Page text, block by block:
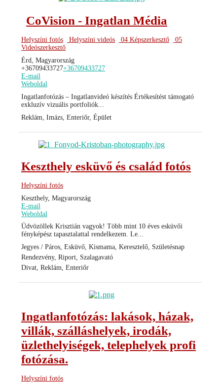
CoVision - Ingatlan Média
Helyszíni fotós Helyszíni videós 04 Képszerkesztő
05
Videószerkesztő
Érd, Magyarország
+36709433727+36709433727
E-mail
Weboldal
Ingatlanfotózás – Ingatlanvideó készítés Értékesítést támogató
exkluzív vizuális portfoliók...
Reklám, Imázs, Enteriőr, Épület
Keszthely esküvő és család fotós
Helyszíni fotós
Keszthely, Magyarország
E-mail
Weboldal
Üdvözöllek Krisztián vagyok! Több mint 10 éves esküvői
fényképész tapasztalattal rendelkezem. Le...
Jegyes / Páros, Esküvő, Kismama, Keresztelő, Születésnap
Rendezvény, Riport, Szalagavató
Divat, Reklám, Enteriőr
Ingatlanfotózás: lakások, házak,
villák, szálláshelyek, irodák,
üzlethelyiségek, telephelyek profi
fotózása.
Helyszíni fotós